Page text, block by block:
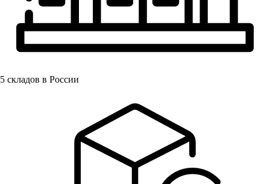
5 складов в России